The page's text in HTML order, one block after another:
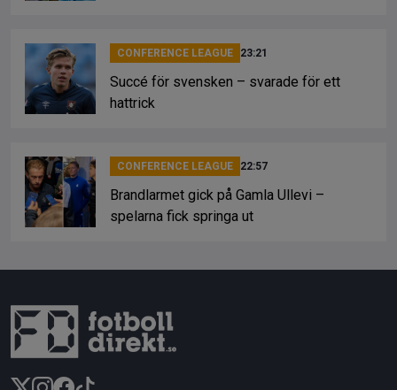
CONFERENCE LEAGUE 23:21
Succé för svensken – svarade för ett
hattrick
CONFERENCE LEAGUE 22:57
Brandlarmet gick på Gamla Ullevi –
spelarna fick springa ut